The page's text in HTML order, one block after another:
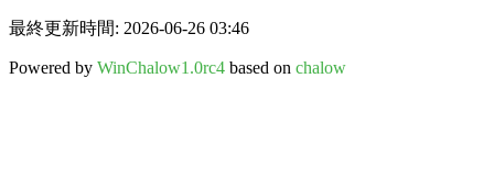
最終更新時間: 2026-06-26 03:46
Powered by WinChalow1.0rc4 based on chalow